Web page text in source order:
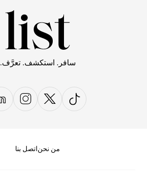
سافر. استكشف. تعرَّف.
من نحن اتصل بنا